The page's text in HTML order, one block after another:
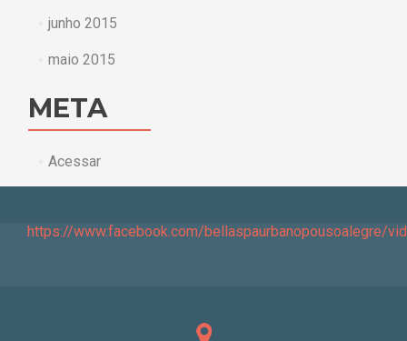
junho 2015
maio 2015
META
Acessar
https://www.facebook.com/bellaspaurbanopousoalegre/